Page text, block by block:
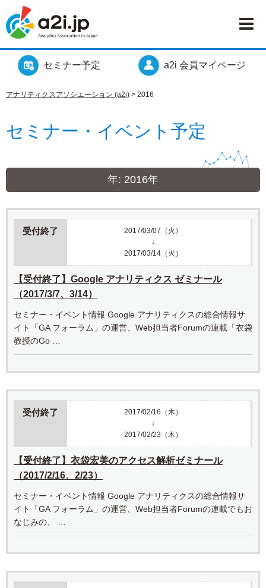
セミナー予定 a2i 会員マイページ
アナリティクスアソシエーション (a2i) > 2016
セミナー・イベント予定
年: 2016年
受付終了
2017/03/07（火）
↓
2017/03/14（火）
【受付終了】Google アナリティクス ゼミナール
（2017/3/7、3/14）
セミナー・イベント情報 Google アナリティクスの総合情報サ
イト「GA フォーラム」の運営、Web担当者Forumの連載「衣袋
教授のGo …
受付終了
2017/02/16（木）
↓
2017/02/23（木）
【受付終了】衣袋宏美のアクセス解析ゼミナール
（2017/2/16、2/23）
セミナー・イベント情報 Google アナリティクスの総合情報サ
イト「GA フォーラム」の運営、Web担当者Forumの連載でもお
なじみの、 …